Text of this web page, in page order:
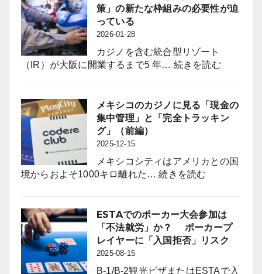
と
定
着
る
the
族
議
員
誕
生
は
ン
コ
業
界
に
何
た
ら
す
の
か？
策」の新たな枠組みの必要性が迫
っている
2026-01-28
カジノを含む統合型リゾート
（IR）が大阪に開業するまで5 年… 続きを読む:
ン
コ
は
響
対
策」
新
メキシコのカジノに見る「現金の
集中管理」と「完全トラッキン
グ」（前編）
2025-12-15
メキシコシティはアメリカとの国
境からおよそ1000キロ離れた…続きを読む
シ
コ
の
ESTAでのポーカー大会参加は
「不法就労」か？ ポーカープ
レイヤーに「入国拒否」リスク
2025-08-15
B-1/B-2観光ビザまたはESTAで入